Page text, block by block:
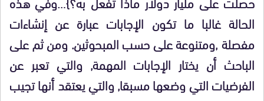
الحالة غالبا ما تكون الإجابات عبارة عن إنشاءات
مفصلة ,ومتنوعة على حسب المبحوثين. ومن ثم على
الباحث أن يختار الإجابات المهمة, والتي تعبر عن
الفرضيات التي وضعها مسبقا, والتي يعتقد أنها تجيب